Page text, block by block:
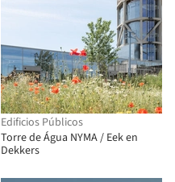
Edificios Públicos
Torre de Água NYMA / Eek en
Dekkers